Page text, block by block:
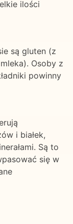
ilości
są gluten (z
Osoby z
powinny
i białek,
Są to
się w